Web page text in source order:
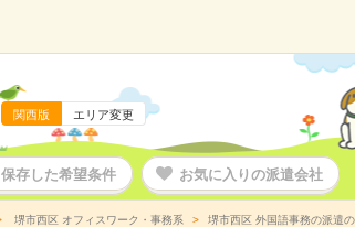
関西版 エリア変更
保存した希望条件 お気に入りの派遣会社
堺市西区 オフィスワーク・事務系 堺市西区 外国語事務の派遣